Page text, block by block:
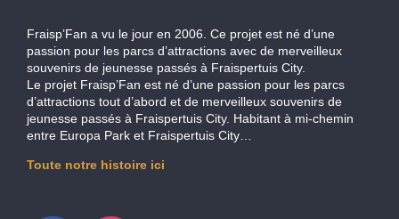
Fraisp’Fan a vu le jour en 2006. Ce projet est né d’une
passion pour les parcs d’attractions avec de merveilleux
souvenirs de jeunesse passés à Fraispertuis City.
Le projet Fraisp’Fan est né d’une passion pour les parcs
d’attractions tout d’abord et de merveilleux souvenirs de
jeunesse passés à Fraispertuis City. Habitant à mi-chemin
entre Europa Park et Fraispertuis City…
Toute notre histoire ici